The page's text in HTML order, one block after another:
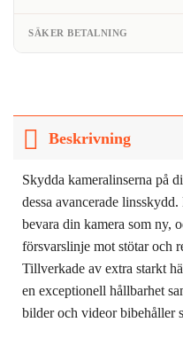
SÄKER BETALNING
Beskrivning
Skydda kameralinserna på
dessa avancerade
bevara din kamera som ny,
försvarslinje mot stötar och
Tillverkade av extra starkt
en exceptionell hållbarhet
bilder och videor bibehåller